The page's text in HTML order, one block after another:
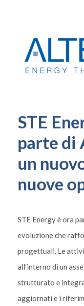
STE
parte di
un
nuove
STE Energy è ora
evoluzione che
progettuali. Le
all’interno di un
strutturato e
aggiornati e i